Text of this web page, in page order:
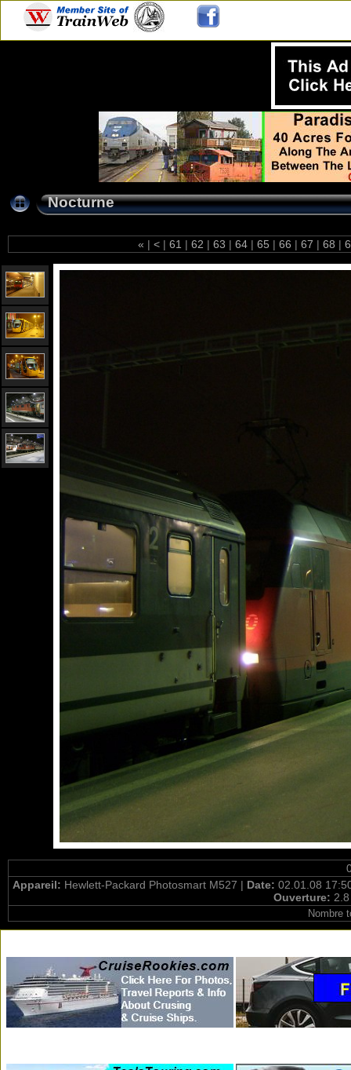
Nocturne
« | < | 61 | 62 | 63 | 64 | 65 | 66 | 67 | 68 |
Appareil: Hewlett-Packard Photosmart M527 | Date: 02.01.08
Ouverture:
Nombre